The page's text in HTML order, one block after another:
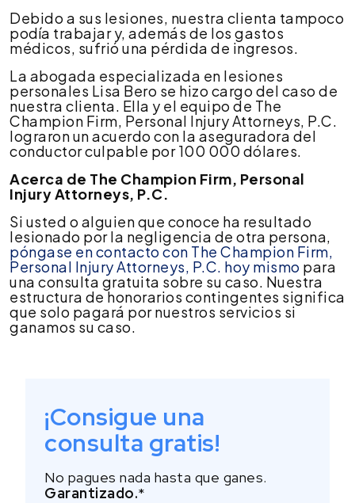
Debido a sus lesiones, nuestra clienta tampoco
podía trabajar y, además de los gastos
médicos, sufrió una pérdida de ingresos.
La abogada especializada en lesiones
personales Lisa Bero se hizo cargo del caso de
nuestra clienta. Ella y el equipo de The
Champion Firm, Personal Injury Attorneys, P.C.
lograron un acuerdo con la aseguradora del
conductor culpable por 100 000 dólares.
Acerca de The Champion Firm, Personal
Injury Attorneys, P.C.
Si usted o alguien que conoce ha resultado
lesionado por la negligencia de otra persona,
póngase en contacto con The Champion Firm,
Personal Injury Attorneys, P.C. hoy mismo para
una consulta gratuita sobre su caso. Nuestra
estructura de honorarios contingentes significa
que solo pagará por nuestros servicios si
ganamos su caso.
¡Consigue una
consulta gratis!
No pagues nada hasta que ganes.
Garantizado.*